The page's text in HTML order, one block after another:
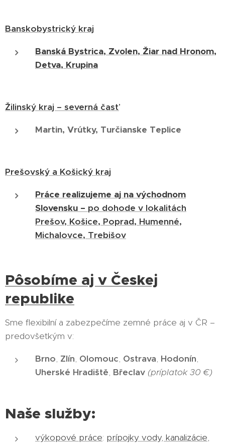
Banskobystrický kraj
Banská Bystrica, Zvolen, Žiar nad Hronom,
Detva, Krupina
Žilinský kraj – severná časť
Martin, Vrútky, Turčianske Teplice
Prešovský a Košický kraj
Práce realizujeme aj na východnom
Slovensku – po dohode v lokalitách
Prešov, Košice, Poprad, Humenné,
Michalovce, Trebišov
Pôsobíme aj v Českej
republike
Sme flexibilní a zabezpečíme zemné práce aj v ČR –
predovšetkým v:
Brno, Zlín, Olomouc, Ostrava, Hodonín,
Uherské Hradiště, Břeclav (príplatok 30 €)
Naše služby:
výkopové práce: prípojky vody, kanalizácie,